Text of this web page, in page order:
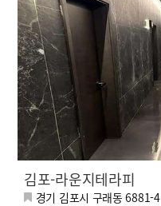
김포-라운지테라피
경기 김포시 구래동 6881-4